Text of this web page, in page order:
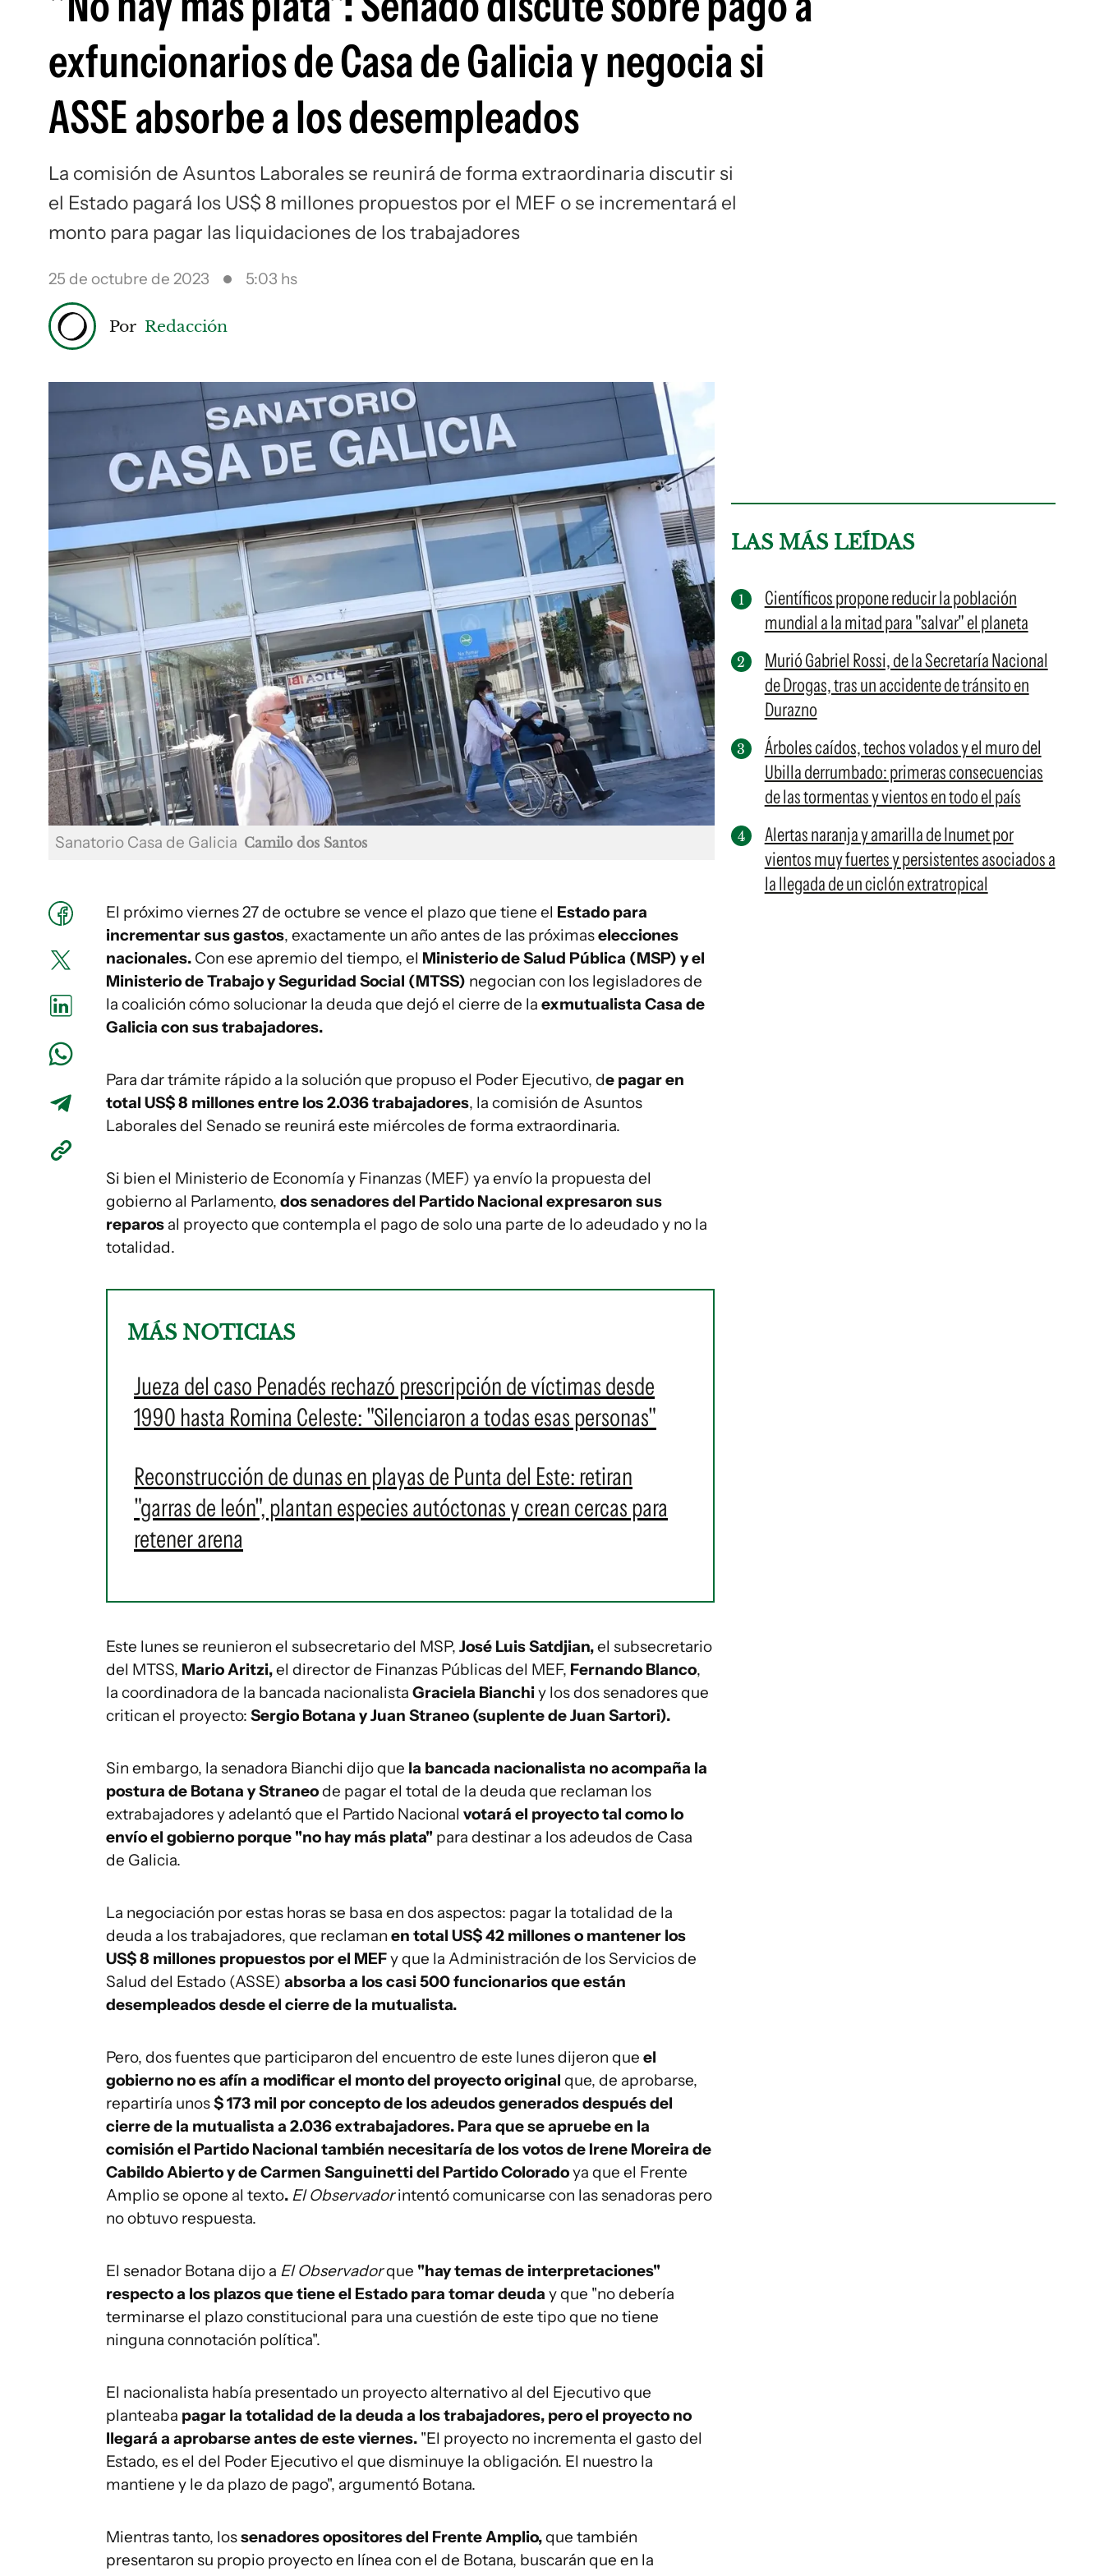
exfuncionarios de Casa de Galicia y negocia si
ASSE absorbe a los desempleados
La comisión de Asuntos Laborales se reunirá de forma extraordinaria discutir si
el Estado pagará los US$ 8 millones propuestos por el MEF o se incrementará el
monto para pagar las liquidaciones de los trabajadores
25 de octubre de 2023 5:03 hs
Por Redacción
Sanatorio Casa de Galicia Camilo dos Santos
El próximo viernes 27 de octubre se vence el plazo que tiene el Estado para
incrementar sus gastos, exactamente un año antes de las próximaselecciones
nacionales. Con ese apremio del tiempo, el Ministerio de Salud Pública (MSP) y el
Ministerio de Trabajo y Seguridad Social (MTSS) negocian con los legisladores de
la coalición cómo solucionar la deuda que dejó el cierre de la exmutualista Casa de
Galicia con sus trabajadores.
Para dar trámite rápido a la solución que propuso el Poder Ejecutivo, de pagar en
total US$ 8 millones entre los 2.036 trabajadores, la comisión de Asuntos
Laborales del Senado se reunirá este miércoles de forma extraordinaria.
Si bien el Ministerio de Economía y Finanzas (MEF) ya envío la propuesta del
gobierno al Parlamento, dos senadores del Partido Nacional expresaron sus
reparos al proyecto que contempla el pago de solo una parte de lo adeudado y no la
totalidad.
MÁS NOTICIAS
Jueza del caso Penadés rechazó prescripción de víctimas desde
1990 hasta Romina Celeste: "Silenciaron a todas esas personas"
Reconstrucción de dunas en playas de Punta del Este: retiran
"garras de león", plantan especies autóctonas y crean cercas para
retener arena
Este lunes se reunieron el subsecretario del MSP, José Luis Satdjian,el subsecretario
del MTSS, Mario Aritzi,el director de Finanzas Públicas del MEF, Fernando Blanco,
la coordinadora de la bancada nacionalista Graciela Bianchi y los dos senadores que
critican el proyecto: Sergio Botana y Juan Straneo (suplente de Juan Sartori).
Sin embargo, la senadora Bianchi dijo que la bancada nacionalista no acompaña la
postura de Botana y Straneode pagar el total de la deuda que reclaman los
extrabajadores y adelantó que el Partido Nacional votará el proyecto tal como lo
envío el gobierno porque "no hay más plata" para destinar a los adeudos de Casa
de Galicia.
La negociación por estas horas se basa en dos aspectos: pagar la totalidad de la
deuda a los trabajadores, que reclaman en total US$ 42 millones o mantener los
US$ 8 millones propuestos por el MEFy que la Administración de los Servicios de
Salud del Estado (ASSE) absorba a los casi 500 funcionarios que están
desempleados desde el cierre de la mutualista.
Pero, dos fuentes que participaron del encuentro de este lunes dijeron que el
gobierno no es afín a modificar el monto del proyecto original que, de aprobarse,
repartiría unos$ 173 mil por concepto de los adeudos generados después del
cierre de la mutualista a 2.036 extrabajadores. Para que se apruebe en la
comisión el Partido Nacional también necesitaría de los votos de Irene Moreira de
Cabildo Abierto y de Carmen Sanguinetti del Partido Coloradoya que el Frente
Amplio se opone al texto. El Observadorintentó comunicarse con las senadoras pero
no obtuvo respuesta.
El senador Botana dijo a El Observadorque "hay temas de interpretaciones"
respecto a los plazos que tiene el Estado para tomar deuda y que "no debería
terminarse el plazo constitucional para una cuestión de este tipo que no tiene
ninguna connotación política".
El nacionalista había presentado un proyecto alternativo al del Ejecutivo que
planteaba pagar la totalidad de la deuda a los trabajadores, pero el proyecto no
llegará a aprobarse antes de este viernes. "El proyecto no incrementa el gasto del
Estado, es el del Poder Ejecutivo el que disminuye la obligación. El nuestro la
mantiene y le da plazo de pago", argumentó Botana.
Mientras tanto, lossenadores opositores del Frente Amplio,que también
presentaron su propio proyecto en línea con el de Botana, buscarán que en la
LAS MÁS LEÍDAS
Científicos propone reducir la población
mundial a la mitad para "salvar" el planeta
Murió Gabriel Rossi, de la Secretaría Nacional
de Drogas, tras un accidente de tránsito en
Durazno
Árboles caídos, techos volados y el muro del
Ubilla derrumbado: primeras consecuencias
de las tormentas y vientos en todo el país
Alertas naranja y amarilla de Inumet por
vientos muy fuertes y persistentes asociados a
la llegada de un ciclón extratropical